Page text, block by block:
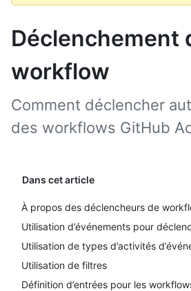
Déclenchement
workflow
Comment déclencher
des workflows GitHub
Dans cet article
À propos des déclencheurs de
Utilisation d’événements pour
Utilisation de types d’activités
Utilisation de filtres
Définition d’entrées pour les